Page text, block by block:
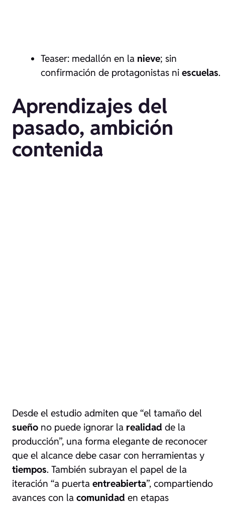
Teaser: medallón en la nieve; sin
confirmación de protagonistas ni escuelas.
Aprendizajes del
pasado, ambición
contenida
Desde el estudio admiten que “el tamaño del
sueño no puede ignorar la realidad de la
producción”, una forma elegante de reconocer
que el alcance debe casar con herramientas y
tiempos. También subrayan el papel de la
iteración “a puerta entreabierta”, compartiendo
avances con la comunidad en etapas